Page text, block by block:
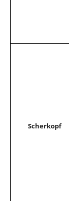
Scherkopf